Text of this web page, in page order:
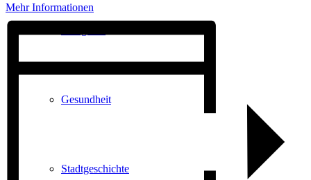
Gesundheit
Stadtgeschichte
Mehr Informationen